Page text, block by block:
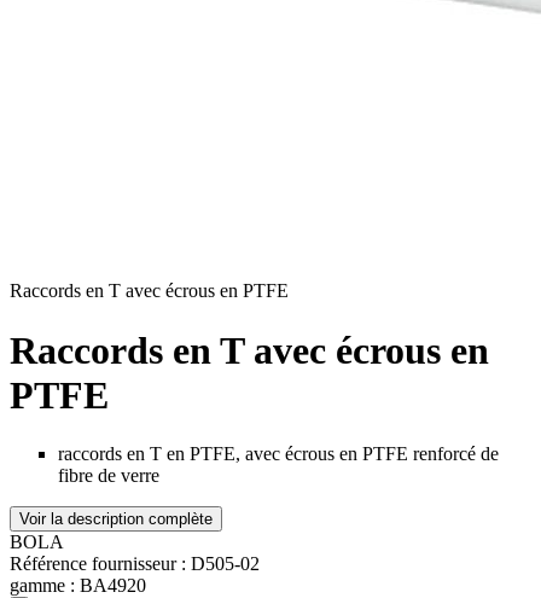
Raccords en T avec écrous en PTFE
Raccords en T avec écrous en
PTFE
raccords en T en PTFE, avec écrous en PTFE renforcé de
fibre de verre
Voir la description complète
BOLA
Référence fournisseur : D505-02
gamme : BA4920